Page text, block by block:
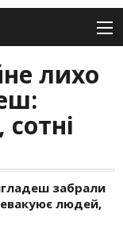
лихо
забрали
людей,